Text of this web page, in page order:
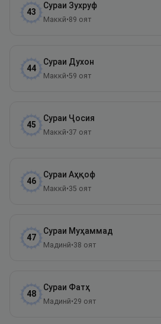
43
Сураи Зухруф
Маккӣ•89 оят
44
Сураи Духон
Маккӣ•59 оят
45
Сураи Ҷосия
Маккӣ•37 оят
46
Сураи Аҳқоф
Маккӣ•35 оят
47
Сураи Муҳаммад
Мадинӣ•38 оят
48
Сураи Фатҳ
Мадинӣ•29 оят